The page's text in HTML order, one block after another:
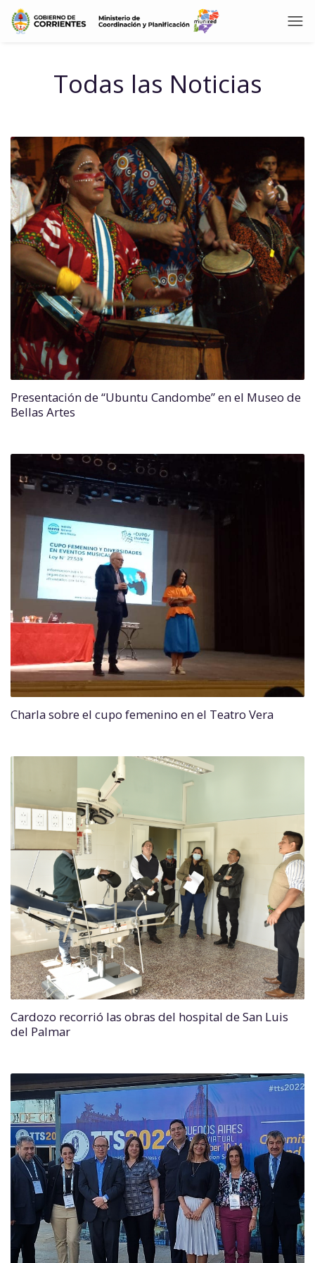
Todas las Noticias
Presentación de “Ubuntu Candombe” en el Museo de
Bellas Artes
Charla sobre el cupo femenino en el Teatro Vera
Cardozo recorrió las obras del hospital de San Luis
del Palmar